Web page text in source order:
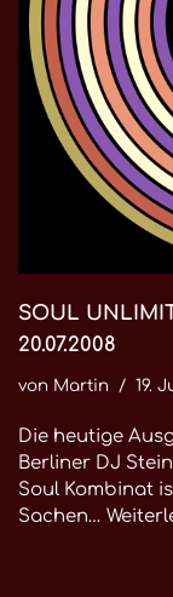
SOUL
20.07.2008
von Martin 19.
Die heutige
Berliner DJ
Soul Kombinat
Sachen…